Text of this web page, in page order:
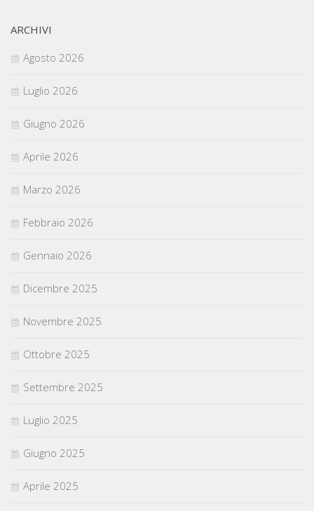
ARCHIVI
Agosto 2026
Luglio 2026
Giugno 2026
Aprile 2026
Marzo 2026
Febbraio 2026
Gennaio 2026
Dicembre 2025
Novembre 2025
Ottobre 2025
Settembre 2025
Luglio 2025
Giugno 2025
Aprile 2025